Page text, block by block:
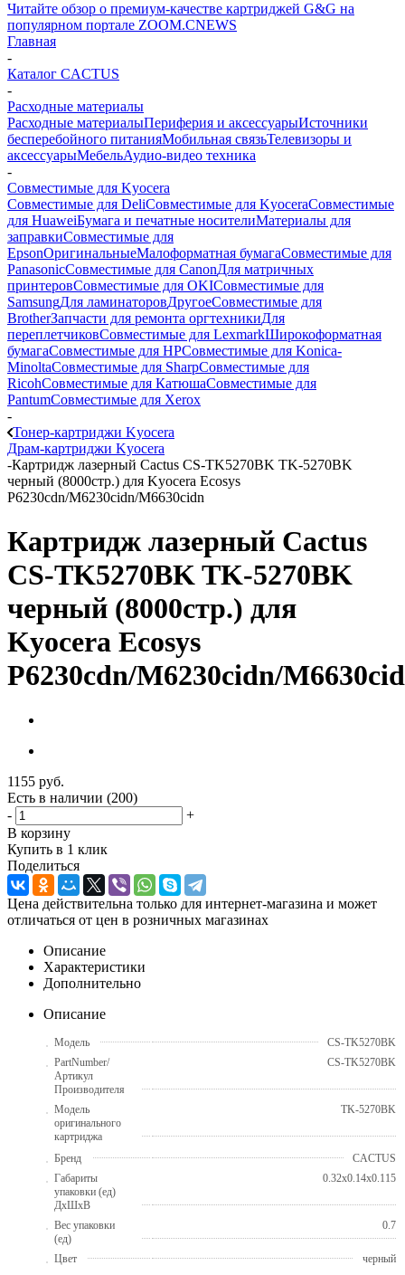
Читайте обзор о премиум-качестве картриджей G&G на
популярном портале ZOOM.CNEWS
Главная
-
Каталог CACTUS
-
Расходные материалы
Расходные материалыПериферия и аксессуарыИсточники
бесперебойного питанияМобильная связьТелевизоры и
аксессуарыМебельАудио-видео техника
-
Совместимые для Kyocera
Совместимые для DeliСовместимые для KyoceraСовместимые
для HuaweiБумага и печатные носителиМатериалы для
заправкиСовместимые для
EpsonОригинальныеМалоформатная бумагаСовместимые для
PanasonicСовместимые для CanonДля матричных
принтеровСовместимые для OKIСовместимые для
SamsungДля ламинаторовДругоеСовместимые для
BrotherЗапчасти для ремонта оргтехникиДля
переплетчиковСовместимые для LexmarkШирокоформатная
бумагаСовместимые для HPСовместимые для Konica-
MinoltaСовместимые для SharpСовместимые для
RicohСовместимые для КатюшаСовместимые для
PantumСовместимые для Xerox
-
Тонер-картриджи Kyocera
Драм-картриджи Kyocera
-Картридж лазерный Cactus CS-TK5270BK TK-5270BK
черный (8000стр.) для Kyocera Ecosys
P6230cdn/M6230cidn/M6630cidn
Картридж лазерный Cactus
CS-TK5270BK TK-5270BK
черный (8000стр.) для
Kyocera Ecosys
P6230cdn/M6230cidn/
1155 руб.
Есть в наличии (200)
-
+
В корзину
Купить в 1 клик
Поделиться
Цена действительна только для интернет-магазина и может
отличаться от цен в розничных магазинах
Описание
Характеристики
Дополнительно
Описание
Модель
CS-TK5270BK
PartNumber/
Артикул
Производителя
CS-TK5270BK
Модель
оригинального
картриджа
TK-5270BK
Бренд
CACTUS
Габариты
упаковки (ед)
ДхШхВ
0.32x0.14x0.115
Вес упаковки
(ед)
0.7
Цвет
черный